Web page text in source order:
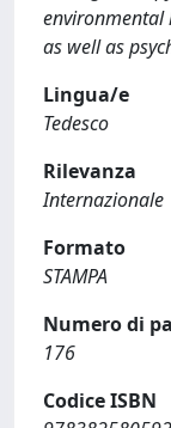
environmental
as well as
Lingua/e
Tedesco
Rilevanza
Internazionale
Formato
STAMPA
Numero di
176
Codice ISBN